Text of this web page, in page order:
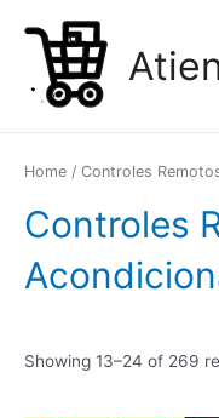
contenido
Home / Controles
Controles
Showing 13–24 of 269